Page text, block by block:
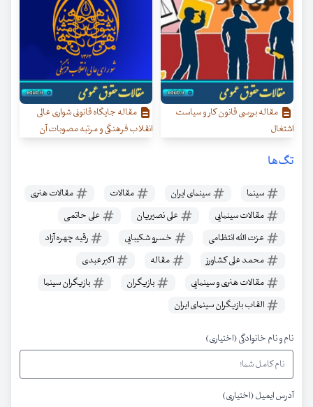
مقاله بررسی قانون کار و سیاست
اشتغال
مقاله جایگاه قانونی شواری عالی
انقلاب فرهنگی و مرتبه مصوبات آن
تگ‌ها
سینما سینمای ایران مقالات
مقالات هنری
مقالات سینمایی
علی نصیریان
علی حاتمی
عزت الله انتظامی
خسرو شکیبایی
رقیه چهره آزاد
محمد علی کشاورز
مقاله
اکبر عبدی
مقالات هنری و سینمایی
بازیگران
بازیگران سینما
القاب بازیگران سینمای ایران
نام و نام خانوادگی (اختیاری)
آدرس ایمیل (اختیاری)